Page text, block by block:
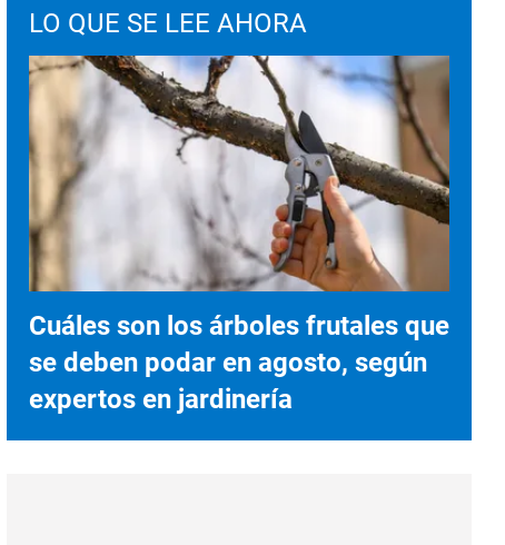
LO QUE SE LEE AHORA
Cuáles son los árboles frutales que
se deben podar en agosto, según
expertos en jardinería